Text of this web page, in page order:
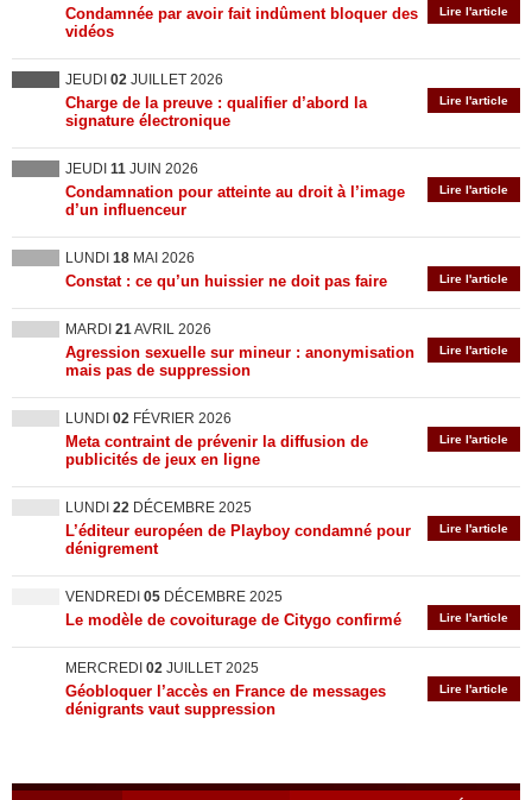
Lire l'article
Condamnée par avoir fait indûment bloquer des
vidéos
JEUDI 02 JUILLET 2026
Lire l'article
Charge de la preuve : qualifier d’abord la
signature électronique
JEUDI 11 JUIN 2026
Lire l'article
Condamnation pour atteinte au droit à l’image
d’un influenceur
LUNDI 18 MAI 2026
Lire l'article
Constat : ce qu’un huissier ne doit pas faire
MARDI 21AVRIL 2026
Lire l'article
Agression sexuelle sur mineur : anonymisation
mais pas de suppression
LUNDI 02 FÉVRIER 2026
Lire l'article
Meta contraint de prévenir la diffusion de
publicités de jeux en ligne
LUNDI 22 DÉCEMBRE 2025
Lire l'article
L’éditeur européen de Playboy condamné pour
dénigrement
VENDREDI 05 DÉCEMBRE 2025
Lire l'article
Le modèle de covoiturage de Citygo confirmé
MERCREDI 02 JUILLET 2025
Lire l'article
Géobloquer l’accès en France de messages
dénigrants vaut suppression